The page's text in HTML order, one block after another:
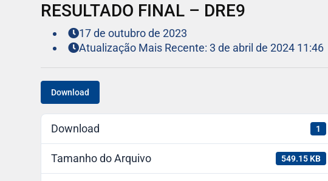
RESULTADO FINAL – DRE9
17 de outubro de 2023
Atualização Mais Recente: 3 de abril de 2024 11:46
Download
Download 1
Tamanho do Arquivo 549.15 KB